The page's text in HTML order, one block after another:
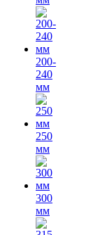
200-
240
мм
250
мм
300
мм